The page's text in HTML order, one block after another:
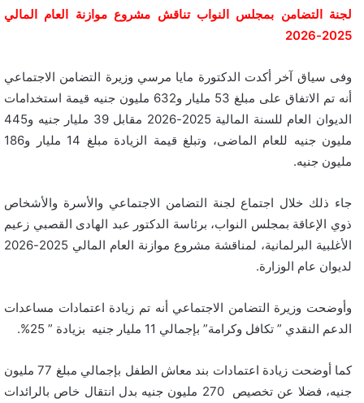
لجنة التضامن بمجلس النواب تناقش مشروع موازنة العام المالي
2025-2026
وفى سياق آخر أكدت الدكتورة مايا مرسي وزيرة التضامن الاجتماعي
أنه تم الاتفاق على مبلغ 53 مليار و632 مليون جنيه قيمة استخدامات
الديوان العام للسنة المالية 2025-2026 مقابل 39 مليار جنيه و445
مليون جنيه للعام الماضى، وتبلغ قيمة الزيادة مبلغ 14 مليار و186
مليون جنيه.
جاء ذلك خلال اجتماع لجنة التضامن الاجتماعي والأسرة والأشخاص
ذوي الإعاقة بمجلس النواب، برئاسة الدكتور عبد الهادى القصبي زعيم
الأغلبية البرلمانية، لمناقشة مشروع موازنة العام المالي 2025-2026
لديوان عام الوزارة.
وأوضحت وزيرة التضامن الاجتماعي أنه تم زيادة اعتمادات مساعدات
الدعم النقدي ” تكافل وكرامة” بإجمالي 11 مليار جنيه بزيادة ” 25%.
كما أوضحت زيادة اعتمادات بند معاش الطفل بإجمالي مبلغ 77 مليون
جنيه، فضلا عن تخصيص 270 مليون جنيه بدل انتقال خاص بالرائدات